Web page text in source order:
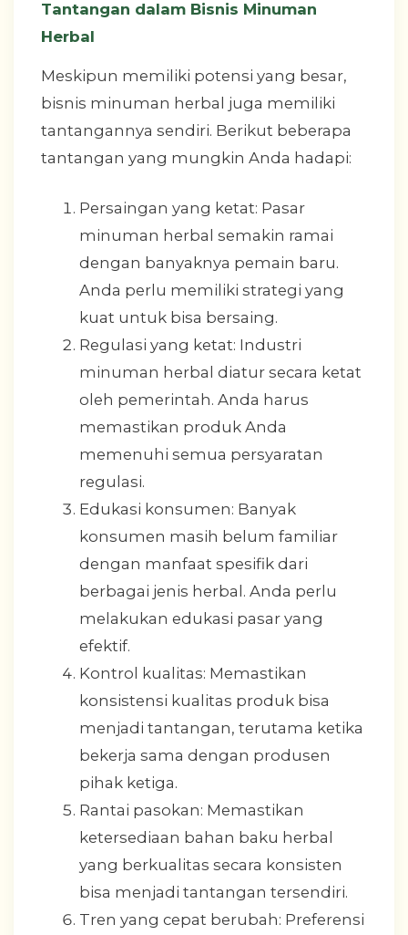
Tantangan dalam Bisnis Minuman
Herbal
Meskipun memiliki potensi yang besar,
bisnis minuman herbal juga memiliki
tantangannya sendiri. Berikut beberapa
tantangan yang mungkin Anda hadapi:
Persaingan yang ketat: Pasar
minuman herbal semakin ramai
dengan banyaknya pemain baru.
Anda perlu memiliki strategi yang
kuat untuk bisa bersaing.
Regulasi yang ketat: Industri
minuman herbal diatur secara ketat
oleh pemerintah. Anda harus
memastikan produk Anda
memenuhi semua persyaratan
regulasi.
Edukasi konsumen: Banyak
konsumen masih belum familiar
dengan manfaat spesifik dari
berbagai jenis herbal. Anda perlu
melakukan edukasi pasar yang
efektif.
Kontrol kualitas: Memastikan
konsistensi kualitas produk bisa
menjadi tantangan, terutama ketika
bekerja sama dengan produsen
pihak ketiga.
Rantai pasokan: Memastikan
ketersediaan bahan baku herbal
yang berkualitas secara konsisten
bisa menjadi tantangan tersendiri.
Tren yang cepat berubah: Preferensi